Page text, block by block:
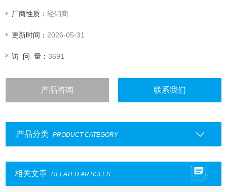
厂商性质：经销商
更新时间： 2026-05-31
访 问 量：3691
产品咨询 联系我们
产品分类 PRODUCT CATEGORY
相关文章 RELATED ARTICLES